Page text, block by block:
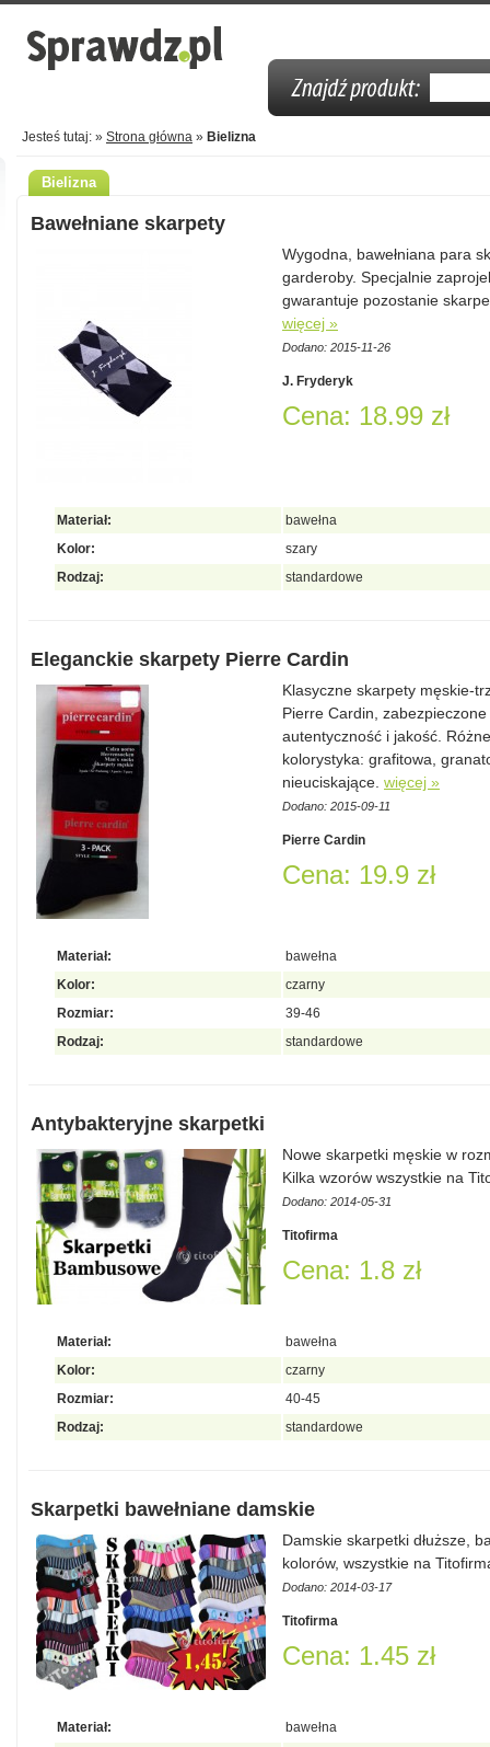
Jesteś tutaj: » Strona główna » Bielizna
Bielizna
Bawełniane skarpety
Wygodna, bawełniana para
garderoby. Specjalnie
gwarantuje pozostanie
więcej »
Dodano: 2015-11-26
J. Fryderyk
Cena: 18.99 zł
Materiał:
bawełna
Kolor:
szary
Rodzaj:
standardowe
Eleganckie skarpety Pierre Cardin
Klasyczne skarpety męskie-
Pierre Cardin,
autentyczność i jakość.
kolorystyka: grafitowa,
nieuciskające. więcej »
Dodano: 2015-09-11
Pierre Cardin
Cena: 19.9 zł
Materiał:
bawełna
Kolor:
czarny
Rozmiar:
39-46
Rodzaj:
standardowe
Antybakteryjne skarpetki
Nowe skarpetki męskie w
Kilka wzorów wszystkie na
Dodano: 2014-05-31
Titofirma
Cena: 1.8 zł
Materiał:
bawełna
Kolor:
czarny
Rozmiar:
40-45
Rodzaj:
standardowe
Skarpetki bawełniane damskie
Damskie skarpetki dłuższe,
kolorów, wszystkie na
Dodano: 2014-03-17
Titofirma
Cena: 1.45 zł
Materiał:
bawełna